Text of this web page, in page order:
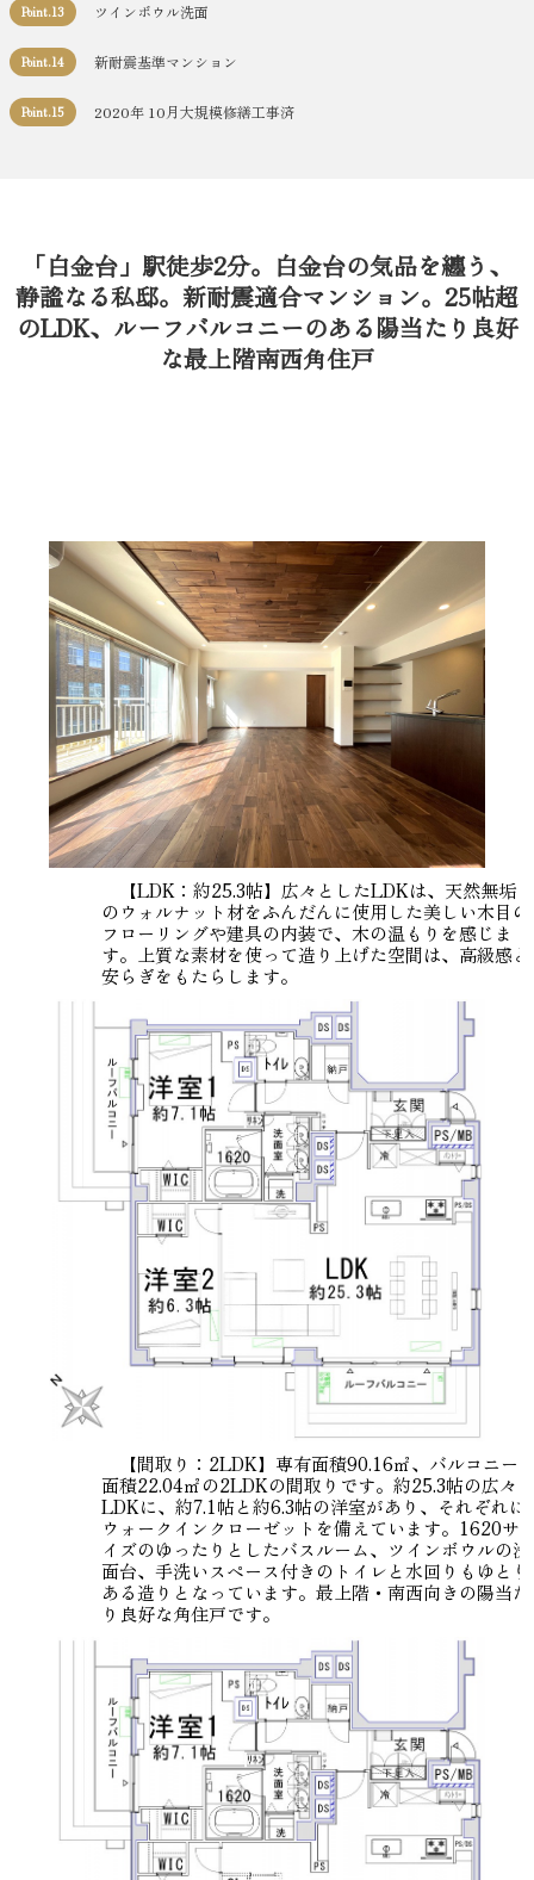
Point.13 ツインボウル洗面
Point.14 新耐震基準マンション
Point.15 2020年 10月大規模修繕工事済
「白金台」駅徒歩2分。白金台の気品を纏う、
静謐なる私邸。新耐震適合マンション。25帖超
のLDK、ルーフバルコニーのある陽当たり良好
な最上階南西角住戸
【LDK：約25.3帖】広々としたLDKは、天然無垢
のウォルナット材をふんだんに使用した美しい木目の
フローリングや建具の内装で、木の温もりを感じま
す。上質な素材を使って造り上げた空間は、高級感と
安らぎをもたらします。
【間取り：2LDK】専有面積90.16㎡、バルコニー
面積22.04㎡の2LDKの間取りです。約25.3帖の広々
LDKに、約7.1帖と約6.3帖の洋室があり、それぞれに
ウォークインクローゼットを備えています。1620サ
イズのゆったりとしたバスルーム、ツインボウルの洗
面台、手洗いスペース付きのトイレと水回りもゆとり
ある造りとなっています。最上階・南西向きの陽当た
り良好な角住戸です。